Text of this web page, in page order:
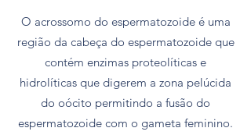
O acrossomo do espermatozoide é uma
região da cabeça do espermatozoide que
contém enzimas proteolíticas e
hidrolíticas que digerem a zona pelúcida
do oócito permitindo a fusão do
espermatozoide com o gameta feminino.